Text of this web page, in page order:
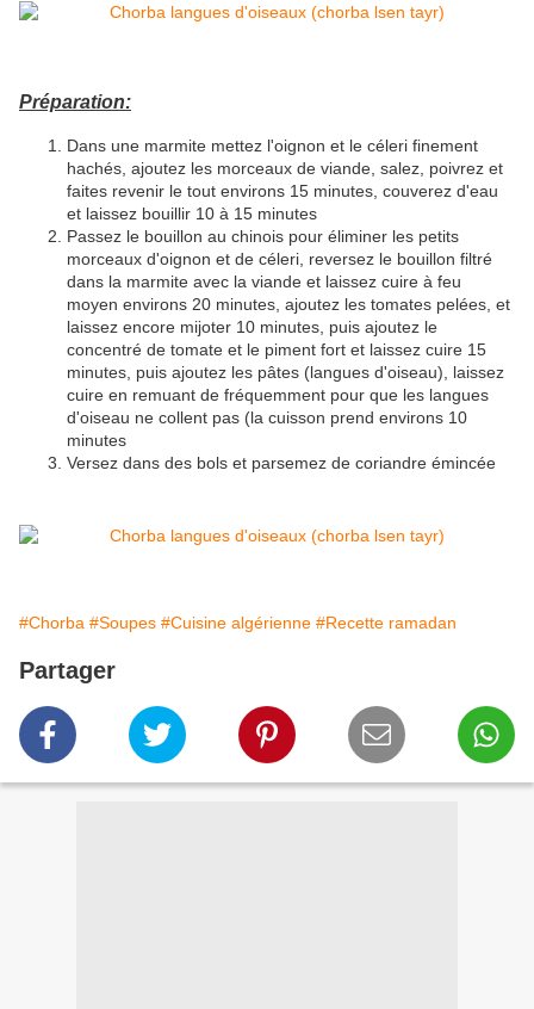
Préparation:
Dans une marmite mettez l'oignon et le céleri finement
hachés, ajoutez les morceaux de viande, salez, poivrez et
faites revenir le tout environs 15 minutes, couverez d'eau
et laissez bouillir 10 à 15 minutes
Passez le bouillon au chinois pour éliminer les petits
morceaux d'oignon et de céleri, reversez le bouillon filtré
dans la marmite avec la viande et laissez cuire à feu
moyen environs 20 minutes, ajoutez les tomates pelées, et
laissez encore mijoter 10 minutes, puis ajoutez le
concentré de tomate et le piment fort et laissez cuire 15
minutes, puis ajoutez les pâtes (langues d'oiseau), laissez
cuire en remuant de fréquemment pour que les langues
d'oiseau ne collent pas (la cuisson prend environs 10
minutes
Versez dans des bols et parsemez de coriandre émincée
#Chorba #Soupes #Cuisine algérienne #Recette ramadan
Partager